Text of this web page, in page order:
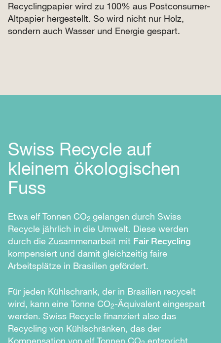
Recyclingpapier wird zu 100% aus Postconsumer-
Altpapier hergestellt. So wird nicht nur Holz,
sondern auch Wasser und Energie gespart.
Swiss Recycle auf
kleinem ökologischen
Fuss
Etwa elf Tonnen CO2 gelangen durch Swiss
Recycle jährlich in die Umwelt. Diese werden
durch die Zusammenarbeit mit Fair Recycling
kompensiert und damit gleichzeitig faire
Arbeitsplätze in Brasilien gefördert.
Für jeden Kühlschrank, der in Brasilien recycelt
wird, kann eine Tonne CO2-Äquivalent eingespart
werden. Swiss Recycle finanziert also das
Recycling von Kühlschränken, das der
Kompensation von elf Tonnen CO
entspricht.